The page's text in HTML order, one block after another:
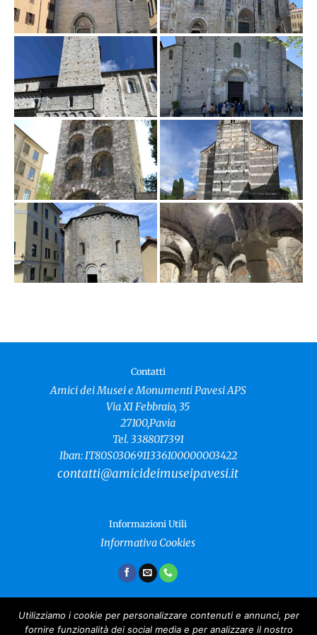
Contatti
Amici dei Musei e Monumenti Pavesi APS
Via XI Febbraio, 35
27100,Pavia
Tel. 3388017391
Iban: IT80S0306911336100000003422
contatti@amicideimuseipavesi.it
Informazioni Utili
Informativa Cookies
Utilizziamo i cookie per personalizzare contenuti e annunci, per
fornire funzionalità dei social media e per analizzare il nostro